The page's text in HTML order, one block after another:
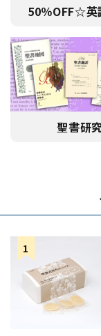
50％OFF☆英
聖書研